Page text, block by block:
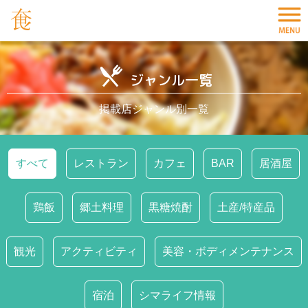
ジャンル一覧
掲載店ジャンル別一覧
すべて レストラン カフェ BAR 居酒屋
鶏飯 郷土料理 黒糖焼酎 土産/特産品
観光 アクティビティ 美容・ボディメンテナンス
宿泊 シマライフ情報